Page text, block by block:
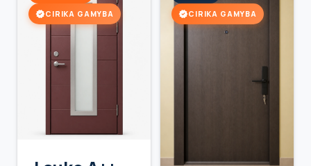
verifiedCIRIKA GAMYBA verifiedCIRIKA GAMYBA